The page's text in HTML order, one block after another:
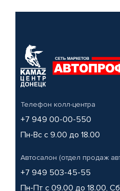
Телефон колл-центра
+7 949 00-00-550
Пн-Вс с 9.00 до 18.00
Автосалон (отдел продаж
+7 949 503-45-55
Пн-Пт с 09.00 до 18.00,